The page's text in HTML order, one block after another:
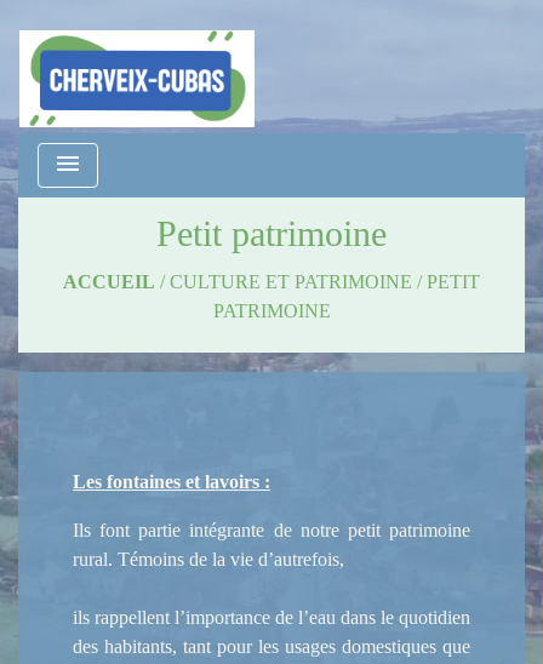
menu
Petit patrimoine
ACCUEIL /CULTURE ET PATRIMOINE /PETIT
PATRIMOINE
Les fontaines et lavoirs :
Ils font partie intégrante de notre petit patrimoine
rural. Témoins de la vie d’autrefois,
ils rappellent l’importance de l’eau dans le quotidien
des habitants, tant pour les usages domestiques que